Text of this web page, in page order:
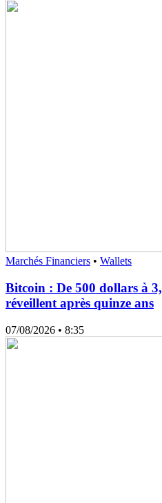
Marchés Financiers • Wallets
Bitcoin : De 500 dollars à
réveillent après quinze ans
07/08/2026 • 8:35